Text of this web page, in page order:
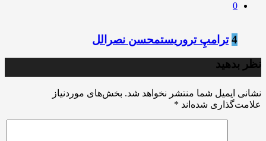
0
4 ترامپِ تروریستمحسن نصرالل
نظر بدهید
نشانی ایمیل شما منتشر نخواهد شد. بخش‌های موردنیاز
علامت‌گذاری شده‌اند *